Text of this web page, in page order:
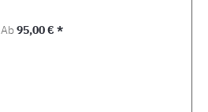
Regulärer Preis:
Ab95,00 € *